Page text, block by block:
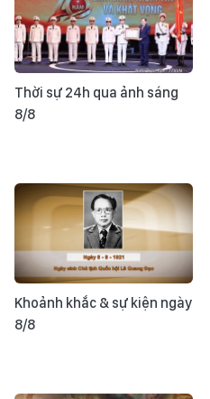
Thời sự 24h qua ảnh sáng
8/8
Khoảnh khắc & sự kiện ngày
8/8